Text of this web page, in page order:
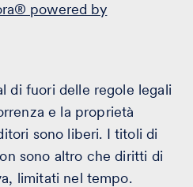
powered by
di fuori delle regole legali
e la proprietà
sono liberi. I titoli di
sono altro che diritti di
limitati nel tempo.